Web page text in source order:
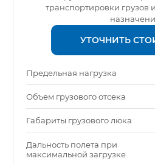
транспортировки грузов
УТОЧНИТЬ
Предельная нагрузка
Объем грузового отсека
Габариты грузового люка
Дальность полета при
максимальной загрузке